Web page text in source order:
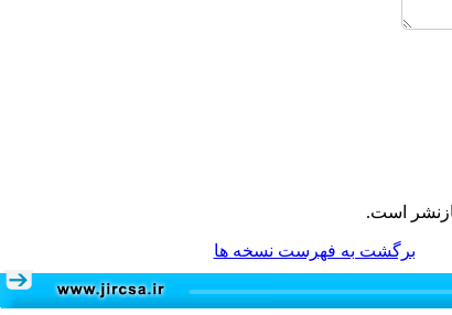
است.
برگشت به فهرست نسخه ها